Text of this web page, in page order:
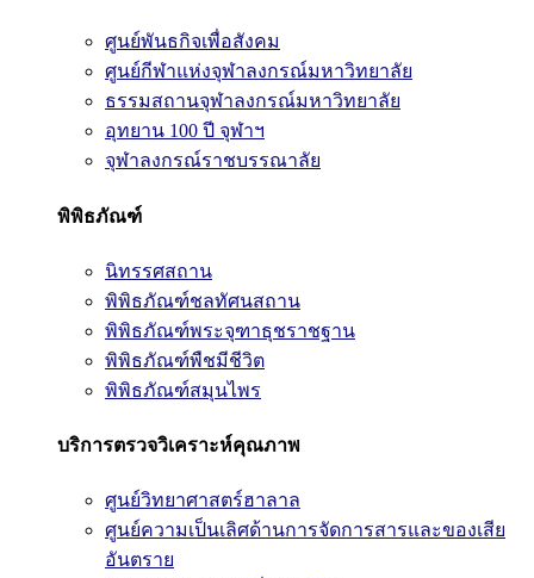
ศูนย์พันธกิจเพื่อสังคม
ศูนย์กีฬาแห่งจุฬาลงกรณ์มหาวิทยาลัย
ธรรมสถานจุฬาลงกรณ์มหาวิทยาลัย
อุทยาน 100 ปี จุฬาฯ
จุฬาลงกรณ์ราชบรรณาลัย
พิพิธภัณฑ์
นิทรรศสถาน
พิพิธภัณฑ์ชลทัศนสถาน
พิพิธภัณฑ์พระจุฑาธุชราชฐาน
พิพิธภัณฑ์พืชมีชีวิต
พิพิธภัณฑ์สมุนไพร
บริการตรวจวิเคราะห์คุณภาพ
ศูนย์วิทยาศาสตร์ฮาลาล
ศูนย์ความเป็นเลิศด้านการจัดการสารและของเสีย
อันตราย